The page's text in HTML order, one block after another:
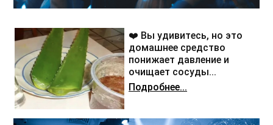
❤️ Вы удивитесь, но это
домашнее средство
понижает давление и
очищает сосуды...
Подробнее...